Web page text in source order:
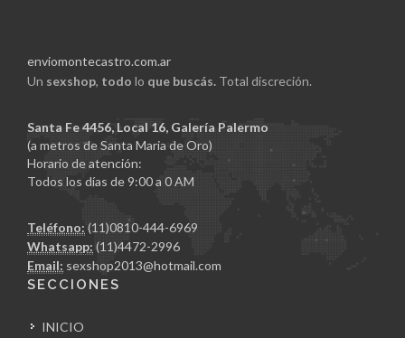
enviomontecastro.com.ar
Un sexshop, todo lo que buscás. Total discreción.
Santa Fe 4456, Local 16, Galería Palermo
(a metros de Santa Maria de Oro)
Horario de atención:
Todos los días de 9:00 a 0 AM
Teléfono: (11)0810-444-6969
Whatsapp: (11)4472-2996
Email: sexshop2013@hotmail.com
SECCIONES
INICIO